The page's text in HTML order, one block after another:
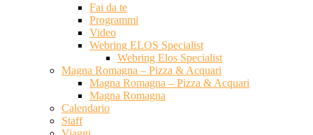
Fai da te
Programmi
Video
Webring ELOS Specialist
Webring Elos Specialist
Magna Romagna – Pizza & Acquari
Magna Romagna – Pizza & Acquari
Magna Romagna
Calendario
Staff